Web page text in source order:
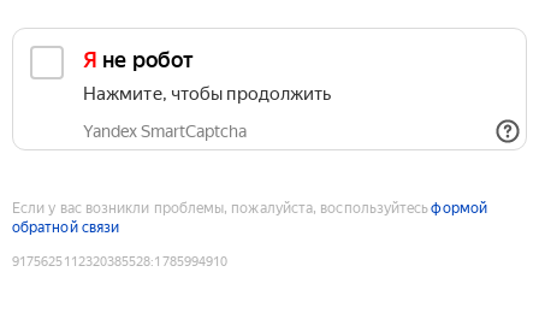
Я не робот
Нажмите, чтобы продолжить
Yandex SmartCaptcha
Если у вас возникли проблемы, пожалуйста, воспользуйтесьформой
обратной связи
9175625112320385528:1785994910